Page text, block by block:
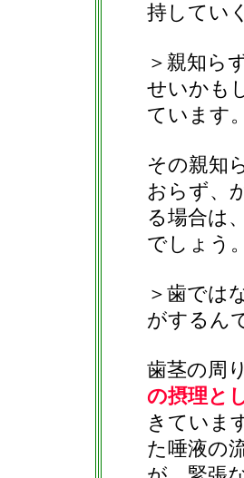
持してい
＞親知ら
せいかも
ています
その親知
おらず、
る場合は
でしょう
＞歯では
がするん
歯茎の周
の摂理と
きていま
た唾液の